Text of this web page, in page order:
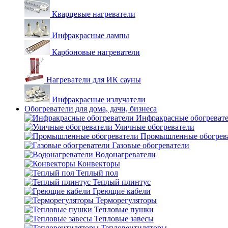
Кварцевые нагреватели
Инфракрасные лампы
Карбоновые нагреватели
Нагреватели для ИК сауны
Инфракрасные излучатели
Обогреватели для дома, дачи, бизнеса
Инфракрасные
Уличные обогреватели
Промышленные
Газовые обогреватели
Водонагреватели
Конвекторы
Теплый пол
Теплый плинтус
Греющие кабели
Терморегуляторы
Тепловые пушки
Тепловые завесы